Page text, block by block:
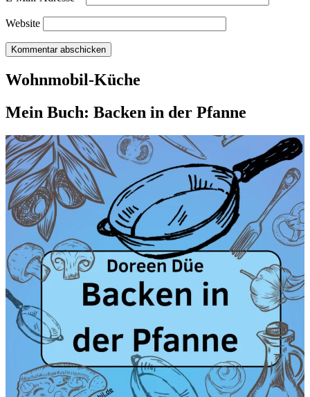
Website
Wohnmobil-Küche
Mein Buch: Backen in der Pfanne